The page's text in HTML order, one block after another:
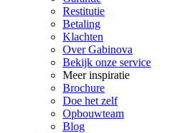
Restitutie
Betaling
Klachten
Over Gabinova
Bekijk onze service
Meer inspiratie
Brochure
Doe het zelf
Opbouwteam
Blog